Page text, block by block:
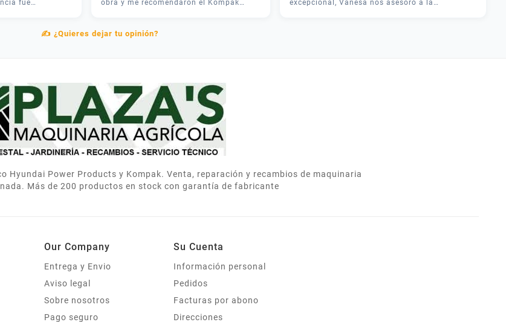
fue
La entrega
obra y me recomendaron el Kompak
asesoramiento: me explicaron las
excepcional, Vanesa nos asesoró a la
✍️ ¿Quieres dejar tu opinión?
Hyundai Power Products y Kompak. Venta, reparación y recambios de maquinaria
Más de 200 productos en stock con garantía de fabricante
Our Company
Entrega y Envio
Aviso legal
Sobre nosotros
Pago seguro
Su Cuenta
Información personal
Pedidos
Facturas por abono
Direcciones